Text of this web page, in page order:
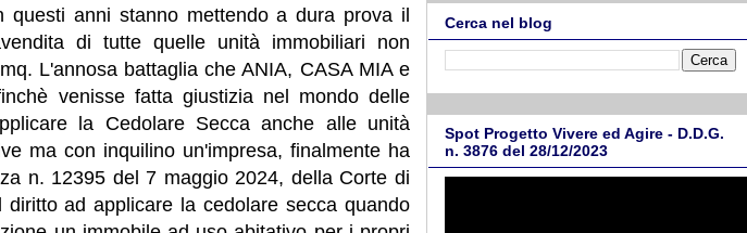
anni stanno mettendo a dura prova il
di tutte quelle unità immobiliari non
L'annosa battaglia che ANIA, CASA MIA e
venisse fatta giustizia nel mondo delle
la Cedolare Secca anche alle unità
ma con inquilino un'impresa, finalmente ha
n. 12395 del 7 maggio 2024, della Corte di
ad applicare la cedolare secca quando
Cerca nel blog
Spot Progetto Vivere ed Agire - D.D.G.
n. 3876 del 28/12/2023